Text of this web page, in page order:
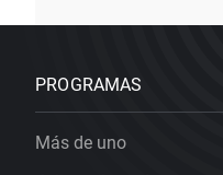
PROGRAMAS
Más de uno